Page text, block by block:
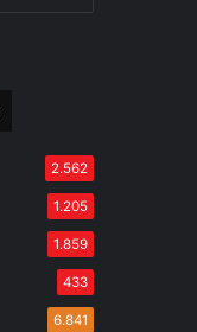
2.562
1.205
1.859
433
6.841